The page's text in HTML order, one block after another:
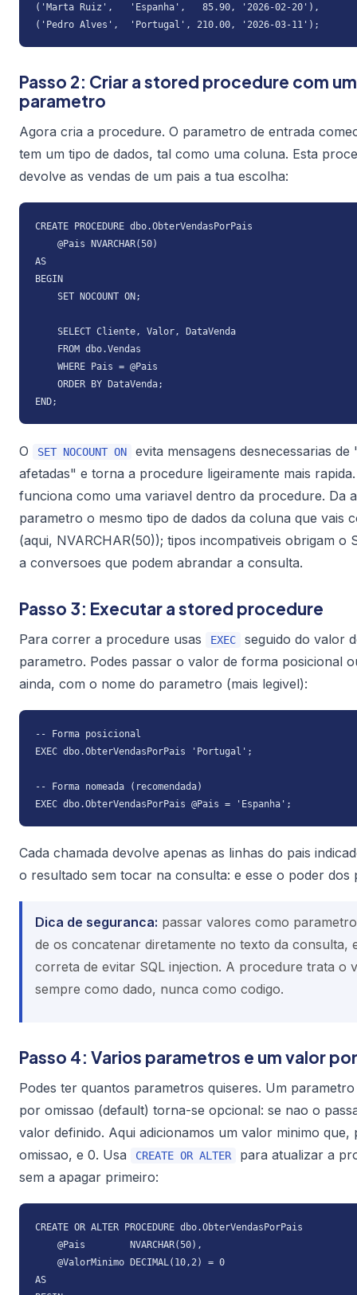
('Marta Ruiz',   'Espanha',   85.90, '2026-02-20'),
('Pedro Alves',  'Portugal', 210.00, '2026-03-11');
Passo 2: Criar a stored procedure com um
parametro
Agora cria a procedure. O parametro de entrada
tem um tipo de dados, tal como uma coluna. Esta
devolve as vendas de um pais a tua escolha:
CREATE PROCEDURE dbo.ObterVendasPorPais
    @Pais NVARCHAR(50)
AS
BEGIN
    SET NOCOUNT ON;
    SELECT Cliente, Valor, DataVenda
    FROM dbo.Vendas
    WHERE Pais = @Pais
    ORDER BY DataVenda;
END;
O SET NOCOUNT ON
evita mensagens desnecessarias de
afetadas" e torna a procedure ligeiramente mais
funciona como uma variavel dentro da procedure. Da
parametro o mesmo tipo de dados da coluna que vais
(aqui, NVARCHAR(50)); tipos incompativeis obrigam o
a conversoes que podem abrandar a consulta.
Passo 3: Executar a stored procedure
Para correr a procedure usas EXEC
seguido do valor
parametro. Podes passar o valor de forma posicional
ainda, com o nome do parametro (mais legivel):
-- Forma posicional
EXEC dbo.ObterVendasPorPais 'Portugal';
-- Forma nomeada (recomendada)
EXEC dbo.ObterVendasPorPais @Pais = 'Espanha';
Cada chamada devolve apenas as linhas do pais
o resultado sem tocar na consulta: e esse o poder dos
Dica de seguranca: passar valores como
de os concatenar diretamente no texto da consulta,
correta de evitar SQL injection. A procedure trata o
sempre como dado, nunca como codigo.
Passo 4: Varios parametros e um valor
Podes ter quantos parametros quiseres. Um
por omissao (default) torna-se opcional: se nao o
valor definido. Aqui adicionamos um valor minimo que,
omissao, e 0. Usa
CREATE OR ALTER
para atualizar a
sem a apagar primeiro:
CREATE OR ALTER PROCEDURE dbo.ObterVendasPorPais
    @Pais        NVARCHAR(50),
    @ValorMinimo DECIMAL(10,2) = 0
AS